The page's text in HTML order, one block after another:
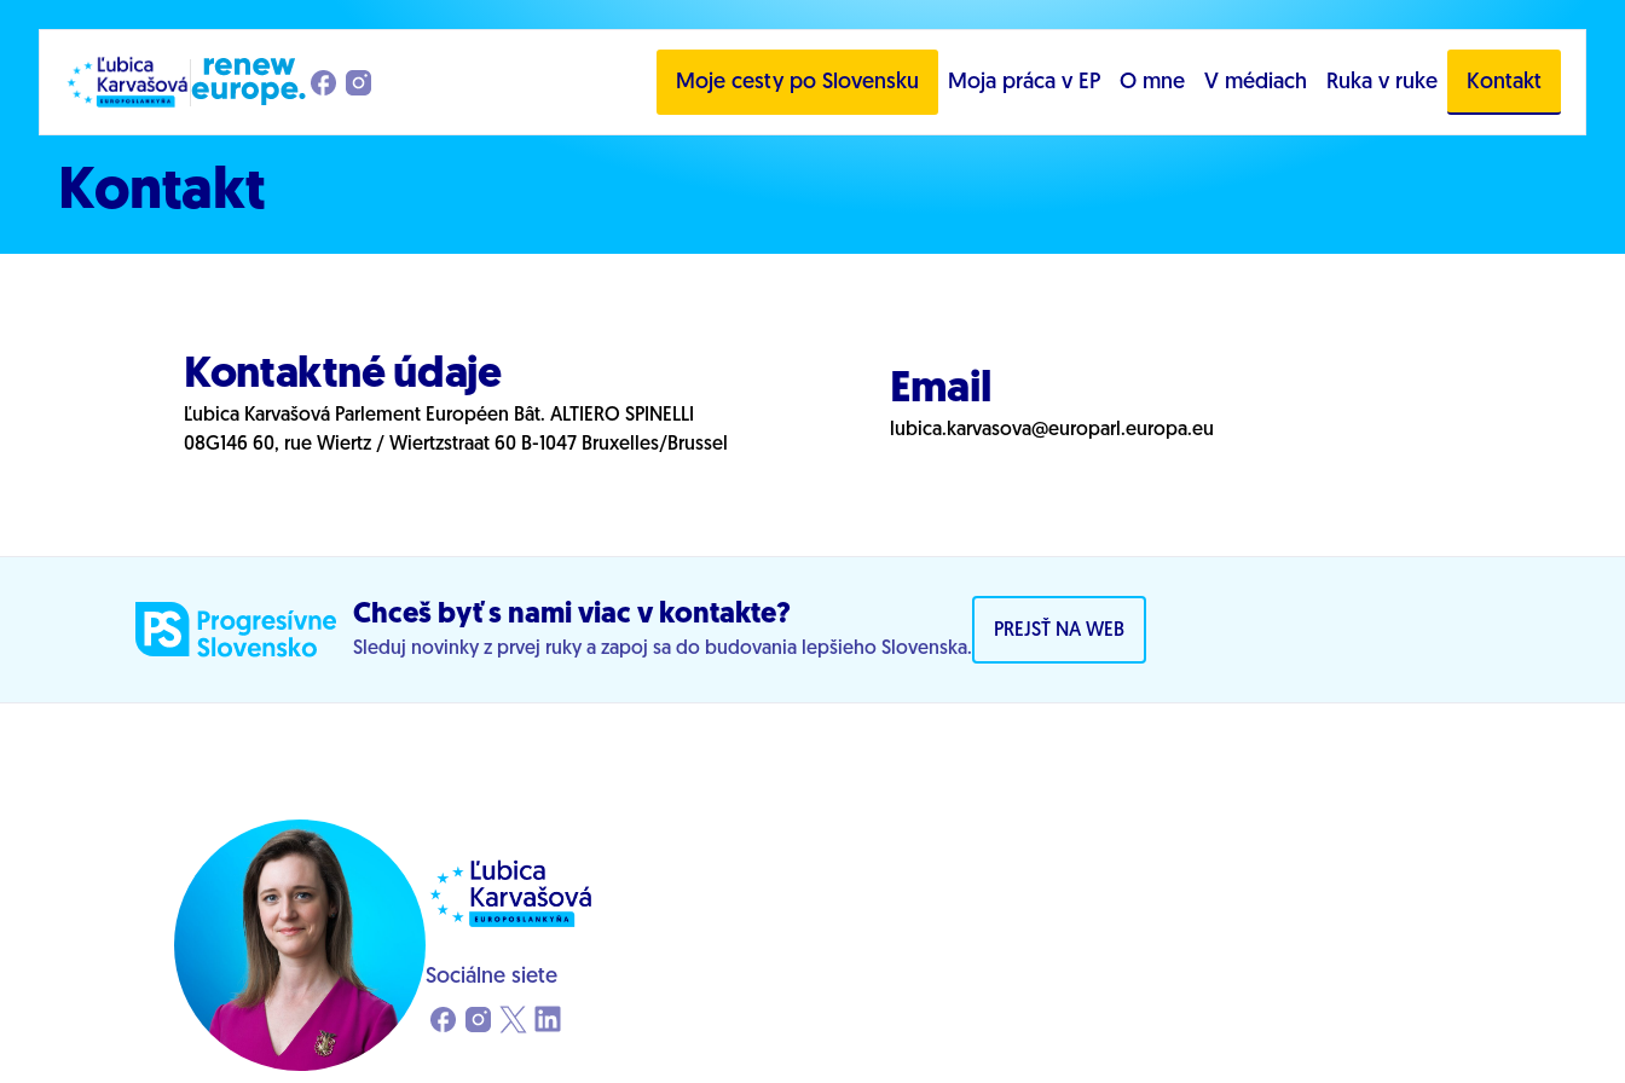
Moje cesty po Slovensku Moja práca v EP O mne V médiach Ruka v ruke Kontakt
Kontakt
Kontaktné údaje
Ľubica Karvašová Parlement Européen Bât. ALTIERO SPINELLI
08G146 60, rue Wiertz / Wiertzstraat 60 B-1047 Bruxelles/Brussel
Email
lubica.karvasova@europarl.europa.eu
Chceš byť s nami viac v kontakte?
Sleduj novinky z prvej ruky a zapoj sa do budovania lepšieho Slovenska.
PREJSŤ NA WEB
Sociálne siete